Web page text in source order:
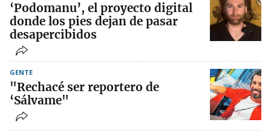
‘Podomanu’, el proyecto digital
donde los pies dejan de pasar
desapercibidos
GENTE
"Rechacé ser reportero de
‘Sálvame"